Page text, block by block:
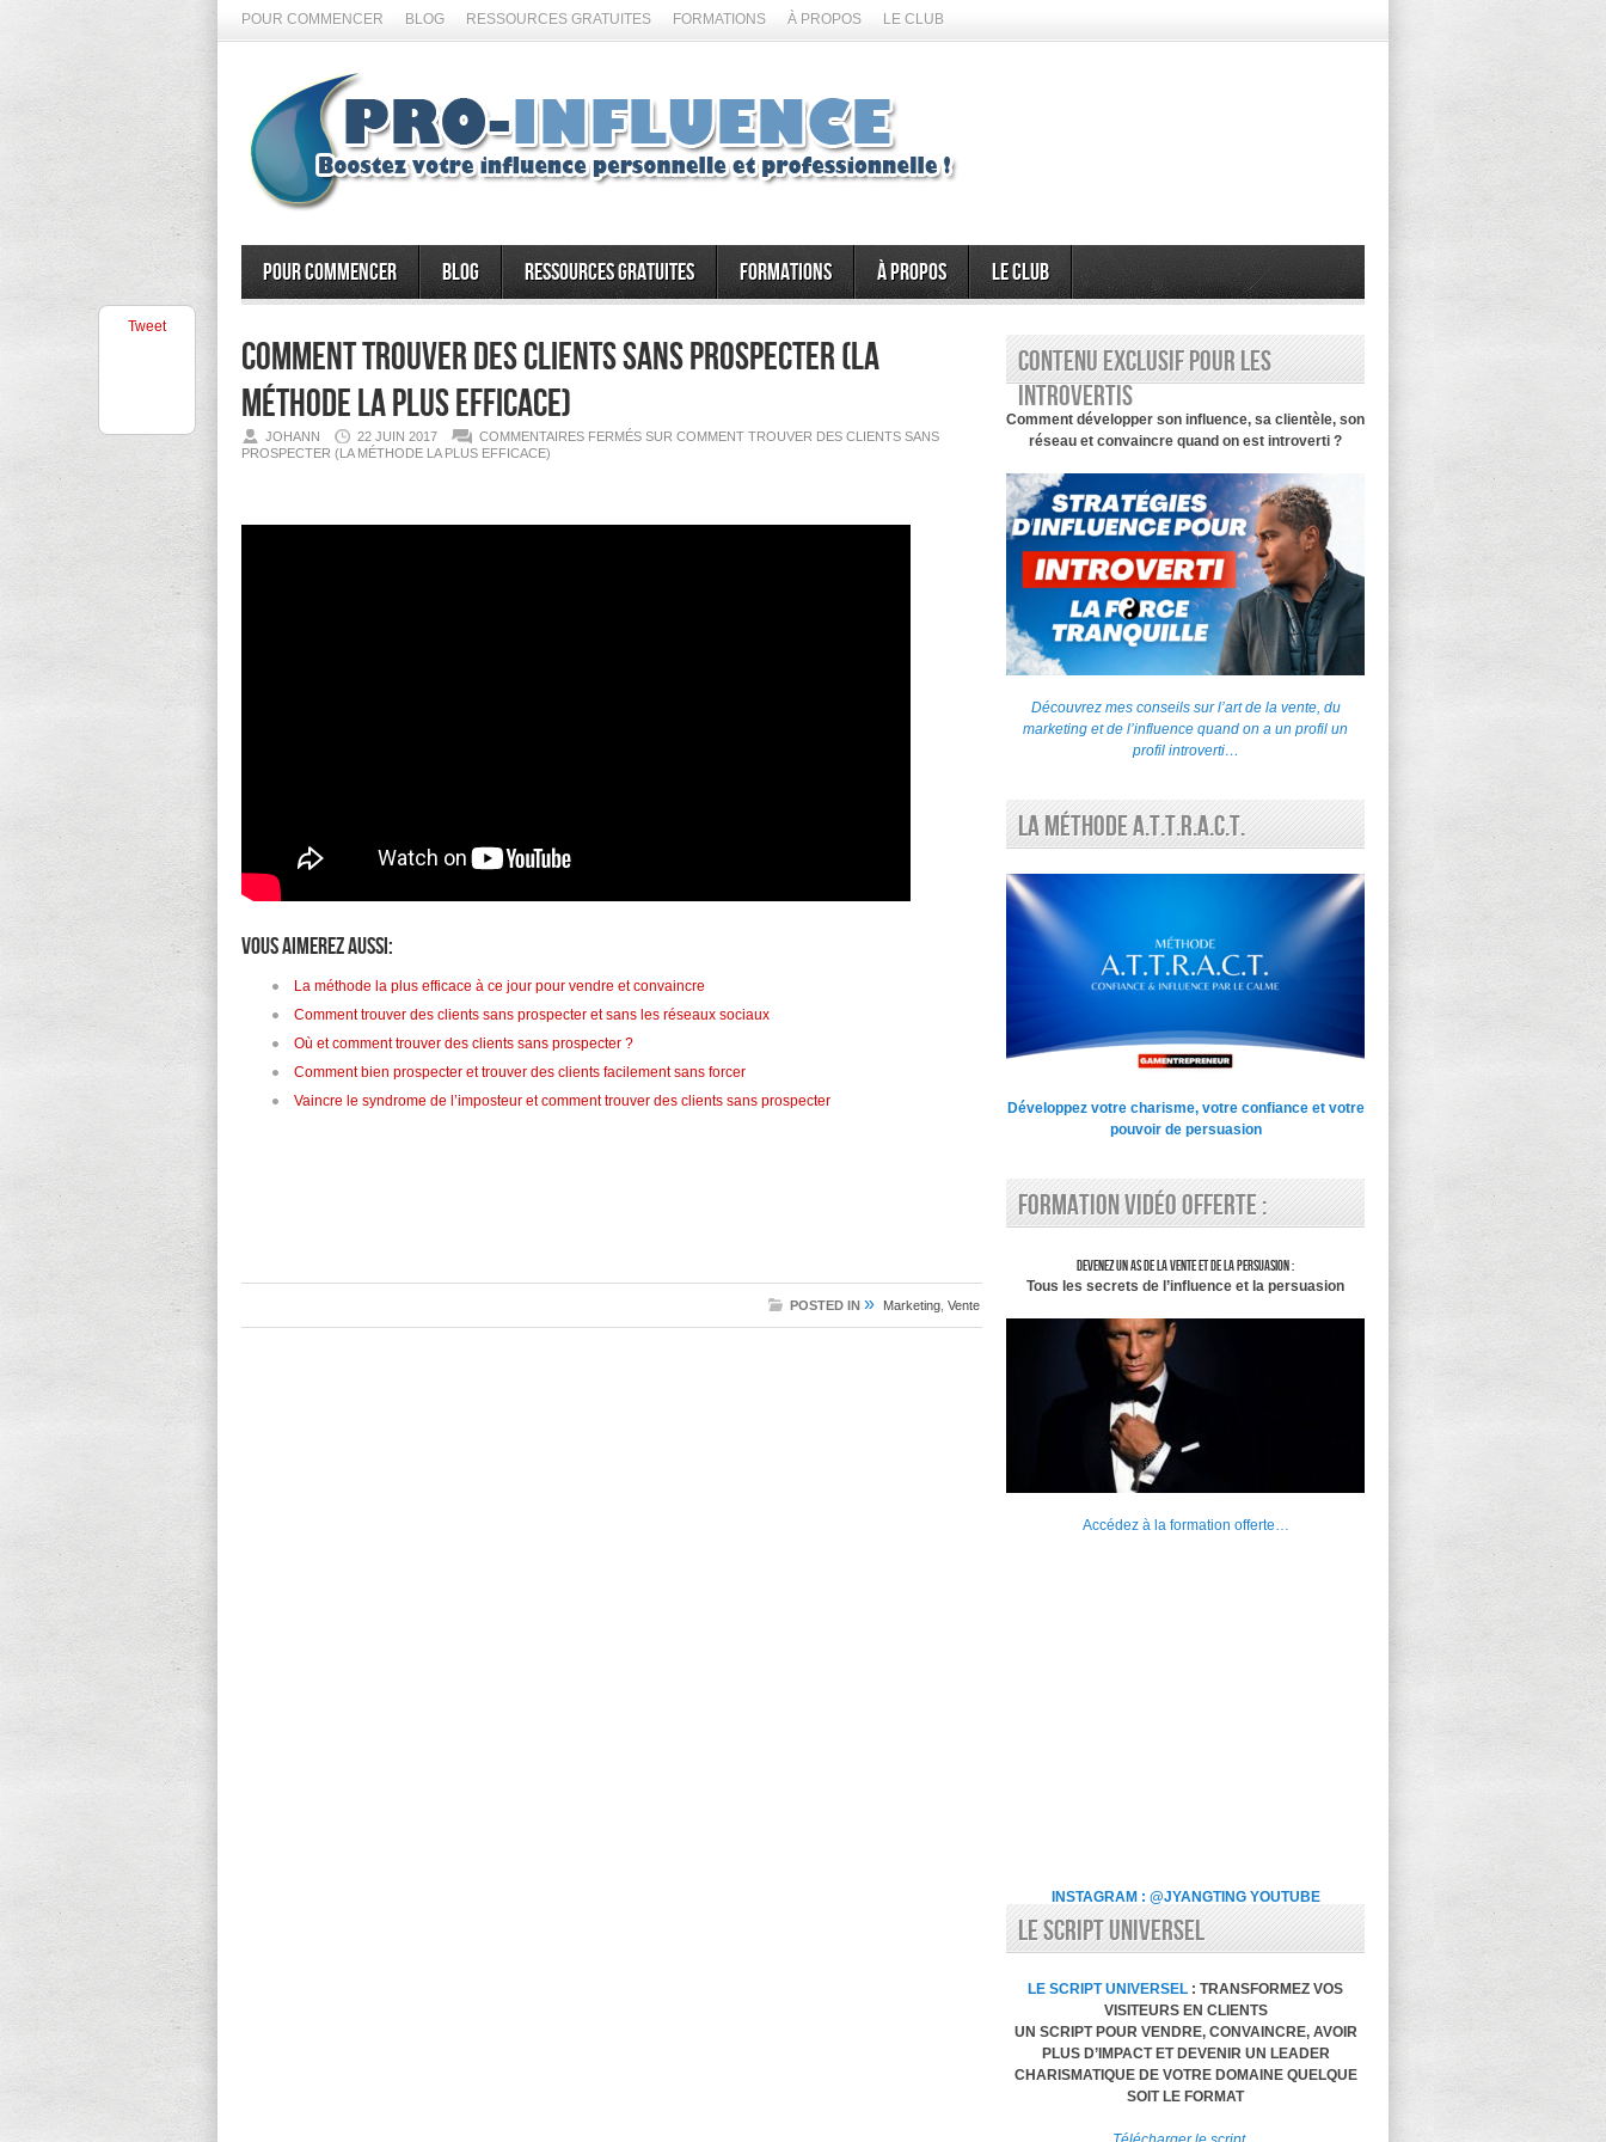
POUR COMMENCER BLOG RESSOURCES GRATUITES FORMATIONS À PROPOS LE CLUB
Pour commencer Blog Ressources gratuites Formations À propos Le Club
Comment trouver des clients sans prospecter (la
méthode la plus efficace)
JOHANN 22 JUIN 2017 COMMENTAIRES FERMÉS SUR COMMENT TROUVER DES CLIENTS SANS
PROSPECTER (LA MÉTHODE LA PLUS EFFICACE)
Vous aimerez aussi:
La méthode la plus efficace à ce jour pour vendre et convaincre
Comment trouver des clients sans prospecter et sans les réseaux sociaux
Où et comment trouver des clients sans prospecter ?
Comment bien prospecter et trouver des clients facilement sans forcer
Vaincre le syndrome de l’imposteur et comment trouver des clients sans prospecter
Tweet
POSTED IN » Marketing Vente
Contenu exclusif pour les
introvertis
Comment développer son influence, sa clientèle, son
réseau et convaincre quand on est introverti ?
Découvrez mes conseils sur l’art de la vente, du
marketing et de l’influence quand on a un profil un
profil introverti…
La Méthode A.T.T.R.A.C.T.
Développez votre charisme, votre confiance et votre
pouvoir de persuasion
Formation vidéo offerte :
Devenez un as de la vente et de la persuasion :
Tous les secrets de l’influence et la persuasion
Accédez à la formation offerte…
INSTAGRAM : @JYANGTING YOUTUBE
LE SCRIPT UNIVERSEL
LE SCRIPT UNIVERSEL : TRANSFORMEZ VOS
VISITEURS EN CLIENTS
UN SCRIPT POUR VENDRE, CONVAINCRE, AVOIR
PLUS D’IMPACT ET DEVENIR UN LEADER
CHARISMATIQUE DE VOTRE DOMAINE QUELQUE
SOIT LE FORMAT